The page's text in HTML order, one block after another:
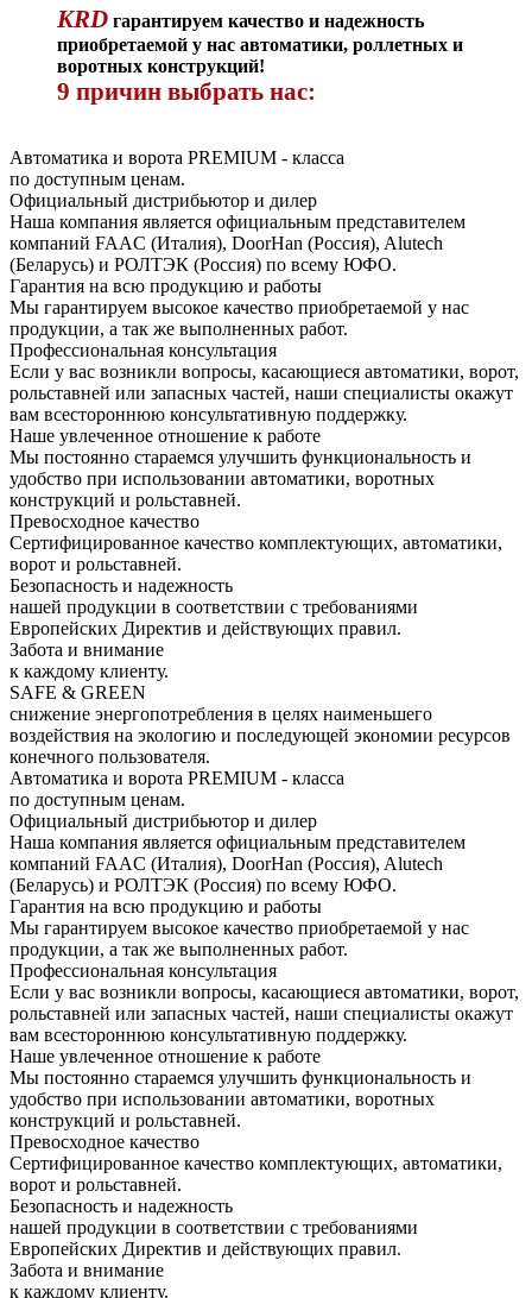
KRD гарантируем качество и надежность
приобретаемой у нас автоматики, роллетных и
воротных конструкций!
9 причин выбрать нас:
Автоматика и ворота PREMIUM - класса
по доступным ценам.
Официальный дистрибьютор и дилер
Наша компания является официальным представителем
компаний FAAC (Италия), DoorHan (Россия), Alutech
(Беларусь) и РОЛТЭК (Россия) по всему ЮФО.
Гарантия на всю продукцию и работы
Мы гарантируем высокое качество приобретаемой у нас
продукции, а так же выполненных работ.
Профессиональная консультация
Если у вас возникли вопросы, касающиеся автоматики, ворот,
рольставней или запасных частей, наши специалисты окажут
вам всестороннюю консультативную поддержку.
Наше увлеченное отношение к работе
Мы постоянно стараемся улучшить функциональность и
удобство при использовании автоматики, воротных
конструкций и рольставней.
Превосходное качество
Сертифицированное качество комплектующих, автоматики,
ворот и рольставней.
Безопасность и надежность
нашей продукции в соответствии с требованиями
Европейских Директив и действующих правил.
Забота и внимание
к каждому клиенту.
SAFE & GREEN
снижение энергопотребления в целях наименьшего
воздействия на экологию и последующей экономии ресурсов
конечного пользователя.
Автоматика и ворота PREMIUM - класса
по доступным ценам.
Официальный дистрибьютор и дилер
Наша компания является официальным представителем
компаний FAAC (Италия), DoorHan (Россия), Alutech
(Беларусь) и РОЛТЭК (Россия) по всему ЮФО.
Гарантия на всю продукцию и работы
Мы гарантируем высокое качество приобретаемой у нас
продукции, а так же выполненных работ.
Профессиональная консультация
Если у вас возникли вопросы, касающиеся автоматики, ворот,
рольставней или запасных частей, наши специалисты окажут
вам всестороннюю консультативную поддержку.
Наше увлеченное отношение к работе
Мы постоянно стараемся улучшить функциональность и
удобство при использовании автоматики, воротных
конструкций и рольставней.
Превосходное качество
Сертифицированное качество комплектующих, автоматики,
ворот и рольставней.
Безопасность и надежность
нашей продукции в соответствии с требованиями
Европейских Директив и действующих правил.
Забота и внимание
к каждому клиенту.